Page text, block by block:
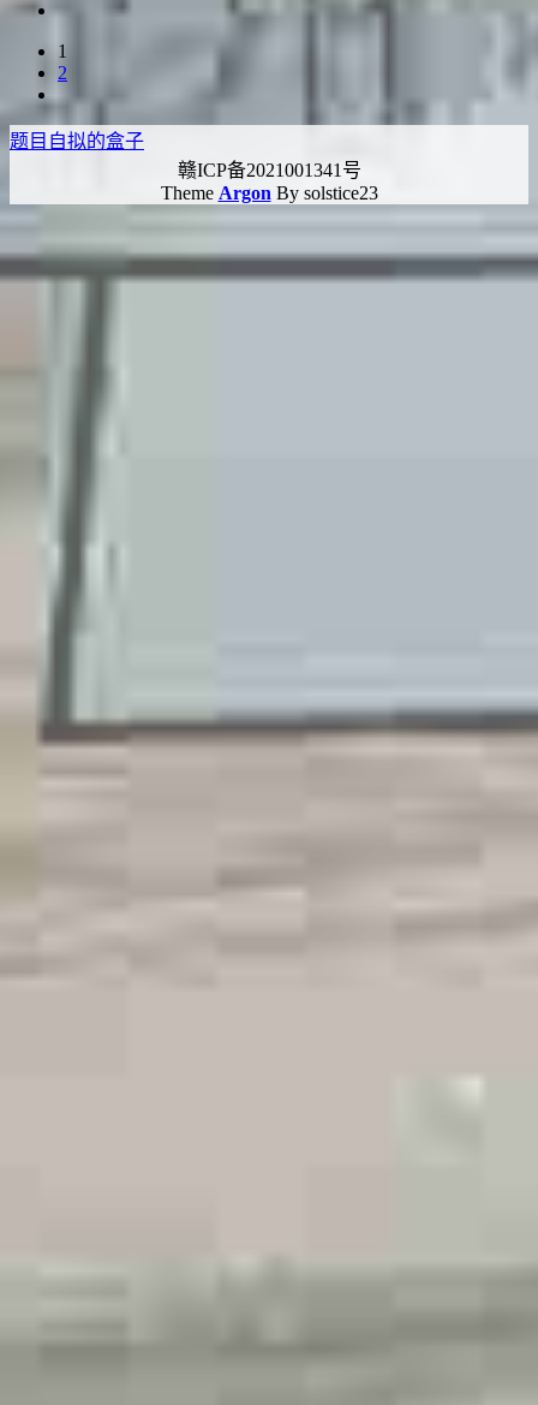
1
2
题目自拟的盒子
赣ICP备2021001341号
Theme Argon By solstice23